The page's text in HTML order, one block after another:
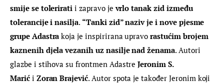
smije se tolerirati i zapravo je vrlo tanak zid između
tolerancije i nasilja. “Tanki zid” naziv je i nove pjesme
grupe Adastra koja je inspirirana upravo rastućim brojem
kaznenih djela vezanih uz nasilje nad ženama. Autori
glazbe i stihova su frontmen Adastre Jeronim S.
Marić i Zoran Brajević. Autor spota je također Jeronim koji